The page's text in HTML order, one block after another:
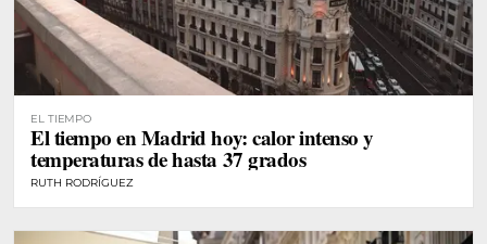
EL TIEMPO
El tiempo en Madrid hoy: calor intenso y
temperaturas de hasta 37 grados
RUTH RODRÍGUEZ